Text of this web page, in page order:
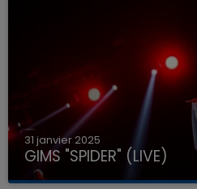
31 janvier 2025
GIMS "SPIDER" (LIVE)